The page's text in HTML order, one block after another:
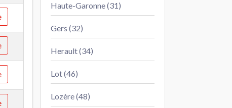
Haute-Garonne (31)
Gers (32)
Herault (34)
Lot (46)
Lozère (48)